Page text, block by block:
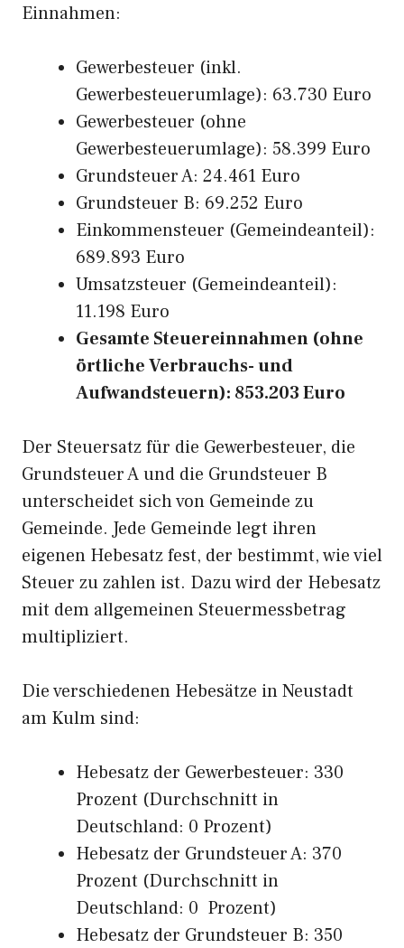
Einnahmen:
Gewerbesteuer (inkl.
Gewerbesteuerumlage): 63.730 Euro
Gewerbesteuer (ohne
Gewerbesteuerumlage): 58.399 Euro
Grundsteuer A: 24.461 Euro
Grundsteuer B: 69.252 Euro
Einkommensteuer (Gemeindeanteil):
689.893 Euro
Umsatzsteuer (Gemeindeanteil):
11.198 Euro
Gesamte Steuereinnahmen (ohne
örtliche Verbrauchs- und
Aufwandsteuern): 853.203 Euro
Der Steuersatz für die Gewerbesteuer, die
Grundsteuer A und die Grundsteuer B
unterscheidet sich von Gemeinde zu
Gemeinde. Jede Gemeinde legt ihren
eigenen Hebesatz fest, der bestimmt, wie viel
Steuer zu zahlen ist. Dazu wird der Hebesatz
mit dem allgemeinen Steuermessbetrag
multipliziert.
Die verschiedenen Hebesätze in Neustadt
am Kulm sind:
Hebesatz der Gewerbesteuer: 330
Prozent (Durchschnitt in
Deutschland: 0 Prozent)
Hebesatz der Grundsteuer A: 370
Prozent (Durchschnitt in
Deutschland: 0 Prozent)
Hebesatz der Grundsteuer B: 350